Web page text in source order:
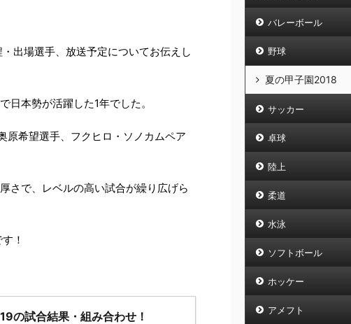
出場選手、放送予定についてお伝えし
日本勢が活躍した1年でした。
原希望選手、フクヒロ・ソノカムペア
さで、レベルの高い試合が繰り広げら
！
の試合結果・組み合わせ！
バレーボール
野球
夏の甲子園2018
サッカー
卓球
陸上
柔道
水泳
ソフトボール
ホッケー
アメフト